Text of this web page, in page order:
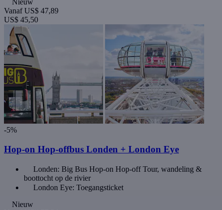
Nieuw
Vanaf US$ 47,89
US$ 45,50
-5%
Hop-on Hop-offbus Londen + London Eye
Londen: Big Bus Hop-on Hop-off Tour, wandeling &
boottocht op de rivier
London Eye: Toegangsticket
Nieuw